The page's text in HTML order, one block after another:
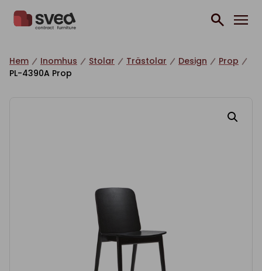
Hem Inomhus Stolar Trästolar Design
Prop
PL-4390A Prop